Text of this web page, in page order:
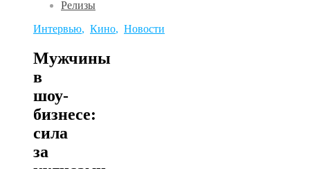
Релизы
Интервью, Кино, Новости
Мужчины
в
шоу-
бизнесе:
сила
за